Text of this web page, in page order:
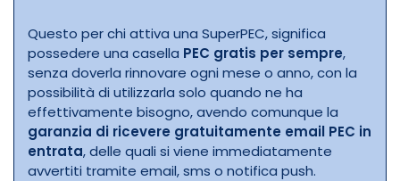
Questo per chi attiva una SuperPEC, significa
possedere una casella PEC gratis per sempre,
senza doverla rinnovare ogni mese o anno, con la
possibilità di utilizzarla solo quando ne ha
effettivamente bisogno, avendo comunque la
garanzia di ricevere gratuitamente email PEC in
entrata, delle quali si viene immediatamente
avvertiti tramite email, sms o notifica push.